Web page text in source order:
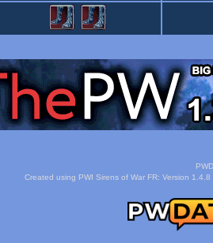
Created using PWI Sirens of War FR: Version